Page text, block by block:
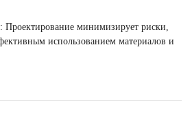
Проектирование минимизирует риски,
использованием материалов и